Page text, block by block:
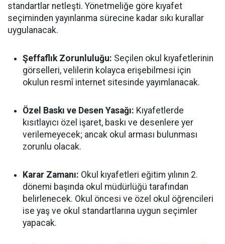
standartlar netleşti. Yönetmeliğe göre kıyafet
seçiminden yayınlanma sürecine kadar sıkı kurallar
uygulanacak.
Şeffaflık Zorunluluğu: Seçilen okul kıyafetlerinin
görselleri, velilerin kolayca erişebilmesi için
okulun resmî internet sitesinde yayımlanacak.
Özel Baskı ve Desen Yasağı: Kıyafetlerde
kısıtlayıcı özel işaret, baskı ve desenlere yer
verilemeyecek; ancak okul arması bulunması
zorunlu olacak.
Karar Zamanı: Okul kıyafetleri eğitim yılının 2.
dönemi başında okul müdürlüğü tarafından
belirlenecek. Okul öncesi ve özel okul öğrencileri
ise yaş ve okul standartlarına uygun seçimler
yapacak.